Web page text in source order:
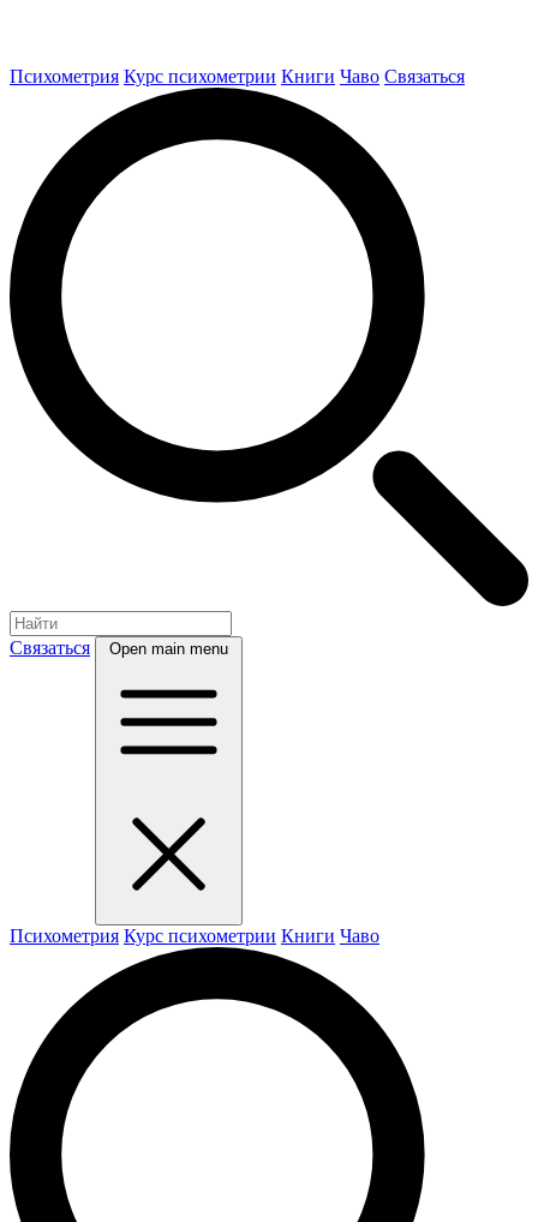
Психометрия Курс психометрии Книги Чаво Связаться
Связаться Open main menu
Психометрия Курс психометрии Книги Чаво